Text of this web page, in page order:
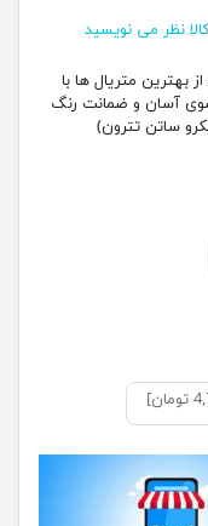
نظر می نویسید
بهترین متریال ها با
آسان و ضمانت رنگ
ساتن تترون)